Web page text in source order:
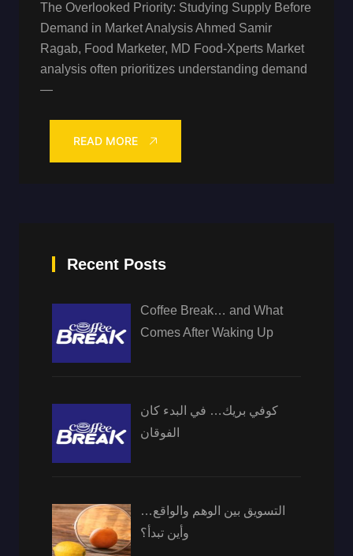
The Overlooked Priority: Studying Supply Before
Demand in Market Analysis Ahmed Samir
Ragab, Food Marketer, MD Food-Xperts Market
analysis often prioritizes understanding demand
—
READ MORE
Recent Posts
Coffee Break… and What
Comes After Waking Up
كوفي بريك… في البدء كان
الفوقان
التسويق بين الوهم والواقع…
وأين تبدأ؟